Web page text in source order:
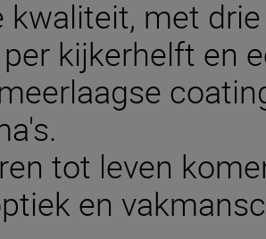
met drie
kijkerhelft en
tot leven
en